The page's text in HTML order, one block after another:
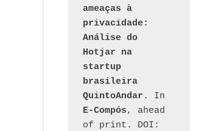
ameaças à
privacidade:
Análise do
Hotjar na
startup
brasileira
QuintoAndar
E-Compós, ahead
of print. DOI: